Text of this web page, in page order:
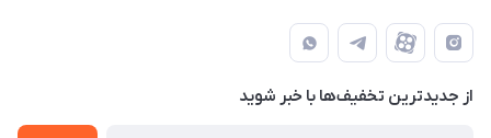
حضوری از قبل با پشتیبان های فروشگاه هماهنگ کنید)
لیست محصولات
تماس با ما
قوانین و مقررات
حریم خصوصی
راهنما
از جدید‌ترین تخفیف‌ها با‌ خبر شوید